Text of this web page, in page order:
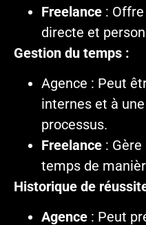
Freelance :
directe et
Gestion du temps :
Agence : Peut
internes et à
processus.
Freelance :
temps de
Historique de
Agence : Peut